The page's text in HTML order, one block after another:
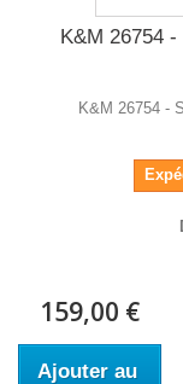
K&M 26754
K&M 26754 -
159,00 €
Ajouter au